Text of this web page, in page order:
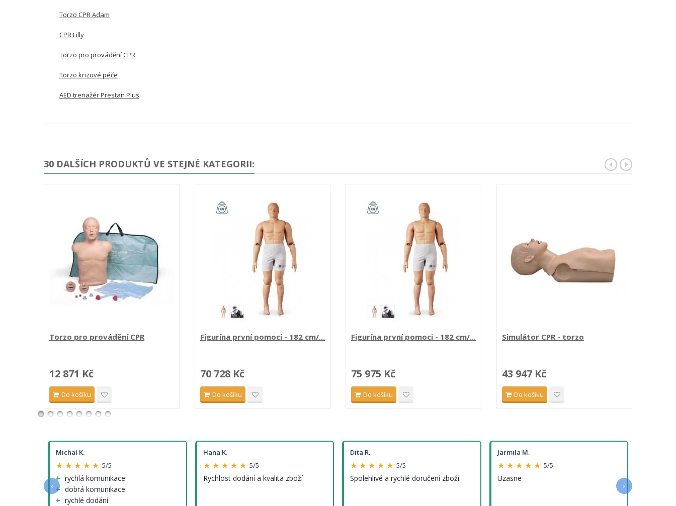
Torzo CPR Adam
CPR Lilly
Torzo pro provádění CPR
Torzo krizové péče
AED trenažér Prestan Plus
30 DALŠÍCH PRODUKTŮ VE STEJNÉ KATEGORII:
Torzo pro provádění CPR
12 871 Kč
Do košíku
Figurína první pomoci - 182 cm/...
70 728 Kč
Do košíku
Figurína první pomoci - 182 cm/...
75 975 Kč
Do košíku
Simulátor CPR - torzo
43 947 Kč
Do košíku
Michal K.
★ ★ ★ ★ ★ 5/5
rychlá komunikace
dobrá komunikace
rychlé dodání
Hana K.
★ ★ ★ ★ ★ 5/5
Rychlost dodání a kvalita zboží
Dita R.
★ ★ ★ ★ ★ 5/5
Spolehlivé a rychlé doručení zboží.
Jarmila M.
★ ★ ★ ★ ★ 5/5
Uzasne
‹ ›